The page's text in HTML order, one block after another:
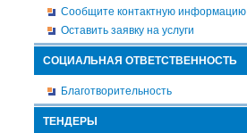
Сообщите контактную информацию
Оставить заявку на услуги
СОЦИАЛЬНАЯ ОТВЕТСТВЕННОСТЬ
Благотворительность
ТЕНДЕРЫ